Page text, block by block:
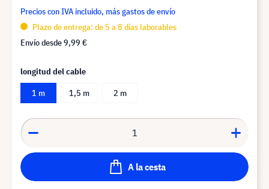
Precios con IVA incluido, más gastos de envío
Plazo de entrega: de 5 a 8 días laborables
Envío desde9,99 €
longitud del cable
1 m
1,5 m 2 m
A la cesta